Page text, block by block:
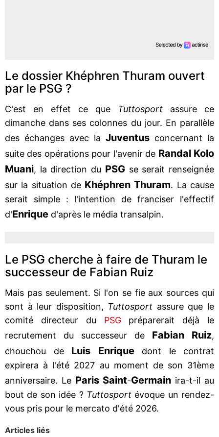
Le dossier Khéphren Thuram ouvert
par le PSG ?
C'est en effet ce que Tuttosport assure ce
dimanche dans ses colonnes du jour. En parallèle
des échanges avec la Juventus concernant la
suite des opérations pour l'avenir de Randal Kolo
Muani, la direction du PSG se serait renseignée
sur la situation de Khéphren Thuram. La cause
serait simple : l'intention de franciser l'effectif
d'Enrique d'après le média transalpin.
Le PSG cherche à faire de Thuram le
successeur de Fabian Ruiz
Mais pas seulement. Si l'on se fie aux sources qui
sont à leur disposition, Tuttosport assure que le
comité directeur du PSG préparerait déjà le
recrutement du successeur de Fabian Ruiz,
chouchou de Luis Enrique
dont le contrat
expirera à l'été 2027 au moment de son 31ème
anniversaire. Le Paris Saint-Germain ira-t-il au
bout de son idée ? Tuttosport évoque un rendez-
vous pris pour le mercato d'été 2026.
Articles liés